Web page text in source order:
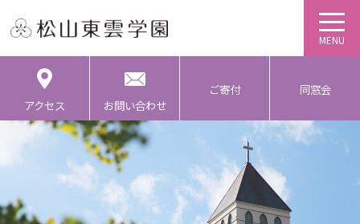
アクセス お問い合わせ
ご寄付 同窓会